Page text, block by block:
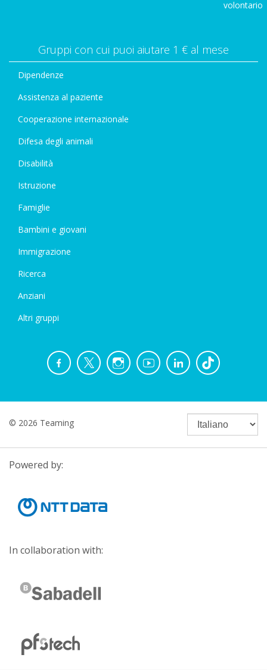
volontario
Gruppi con cui puoi aiutare 1 € al mese
Dipendenze
Assistenza al paziente
Cooperazione internazionale
Difesa degli animali
Disabilità
Istruzione
Famiglie
Bambini e giovani
Immigrazione
Ricerca
Anziani
Altri gruppi
© 2026 Teaming
Powered by:
In collaboration with: